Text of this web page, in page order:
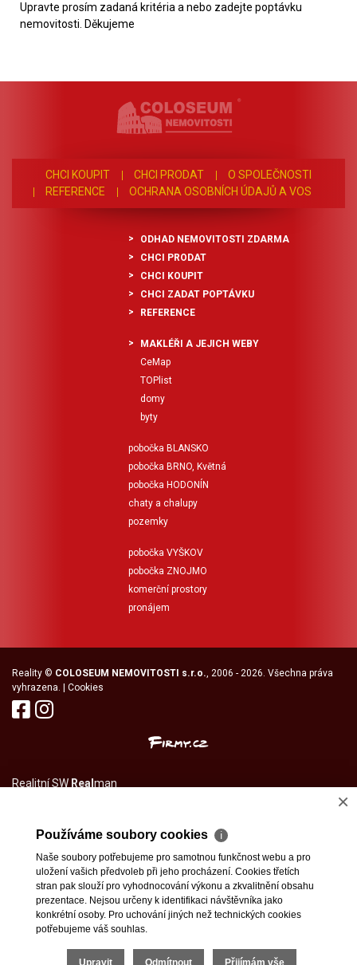
Upravte prosím zadaná kritéria a nebo zadejte poptávku
nemovitosti. Děkujeme
CHCI KOUPIT CHCI PRODAT
O SPOLEČNOSTI
REFERENCE
OCHRANA OSOBNÍCH ÚDAJŮ A VOS
ODHAD NEMOVITOSTI ZDARMA
CHCI PRODAT
CHCI KOUPIT
CHCI ZADAT POPTÁVKU
REFERENCE
MAKLÉŘI A JEJICH WEBY
CeMap
TOPlist
domy
byty
pobočka BLANSKO
pobočka BRNO, Květná
pobočka HODONÍN
chaty a chalupy
pozemky
pobočka VYŠKOV
pobočka ZNOJMO
komerční prostory
pronájem
Reality © COLOSEUM NEMOVITOSTI s.r.o., 2006 - 2026. Všechna práva
vyhrazena. | Cookies
Realitní SW Real man
×
Používáme soubory cookies ℹ
Naše soubory potřebujeme pro samotnou funkčnost webu a pro
uložení vašich předvoleb při jeho procházení. Cookies třetích
stran pak slouží pro vyhodnocování výkonu a zkvalitnění obsahu
prezentace. Nejsou určeny k identifikaci návštěvníka jako
konkrétní osoby. Pro uchování jiných než technických cookies
potřebujeme váš souhlas.
Upravit Odmítnout Přijímám vše